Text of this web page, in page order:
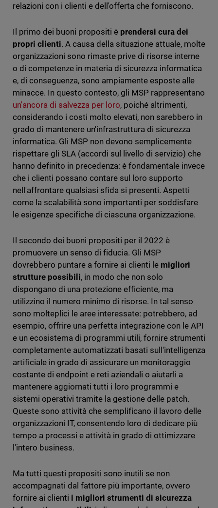
relazioni con i clienti e dell'offerta che forniscono.
Il primo dei buoni propositi è prendersi cura dei
propri clienti. A causa della situazione attuale, molte
organizzazioni sono rimaste prive di risorse interne
o di competenze in materia di sicurezza informatica
e, di conseguenza, sono ampiamente esposte alle
minacce. In questo contesto, gli MSP rappresentano
un'ancora di salvezza per loro, poiché altrimenti,
considerando i costi molto elevati, non sarebbero in
grado di mantenere un'infrastruttura di sicurezza
informatica. Gli MSP non devono semplicemente
rispettare gli SLA (accordi sul livello di servizio) che
hanno definito in precedenza: è fondamentale invece
che i clienti possano contare sul loro supporto
nell'affrontare qualsiasi sfida si presenti. Aspetti
come la scalabilità sono importanti per soddisfare
le esigenze specifiche di ciascuna organizzazione.
Il secondo dei buoni propositi per il 2022 è
promuovere un senso di fiducia. Gli MSP
dovrebbero puntare a fornire ai clienti le migliori
strutture possibili, in modo che non solo
dispongano di una protezione efficiente, ma
utilizzino il numero minimo di risorse. In tal senso
sono molteplici le aree interessate: potrebbero, ad
esempio, offrire una perfetta integrazione con le API
e un ecosistema di programmi utili, fornire strumenti
completamente automatizzati basati sull'intelligenza
artificiale in grado di assicurare un monitoraggio
costante di endpoint e reti aziendali o aiutarli a
mantenere aggiornati tutti i loro programmi e
sistemi operativi tramite la gestione delle patch.
Queste sono attività che semplificano il lavoro delle
organizzazioni IT, consentendo loro di dedicare più
tempo a processi e attività in grado di ottimizzare
l'intero business.
Ma tutti questi propositi sono inutili se non
accompagnati dal fattore più importante, ovvero
fornire ai clienti i migliori strumenti di sicurezza